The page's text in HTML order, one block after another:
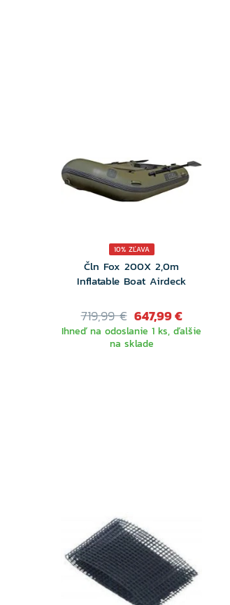
10% ZĽAVA
Čln Fox 200X 2,0m
Inflatable Boat Airdeck
719,99 € 647,99 €
Ihneď na odoslanie 1 ks, ďalšie
na sklade